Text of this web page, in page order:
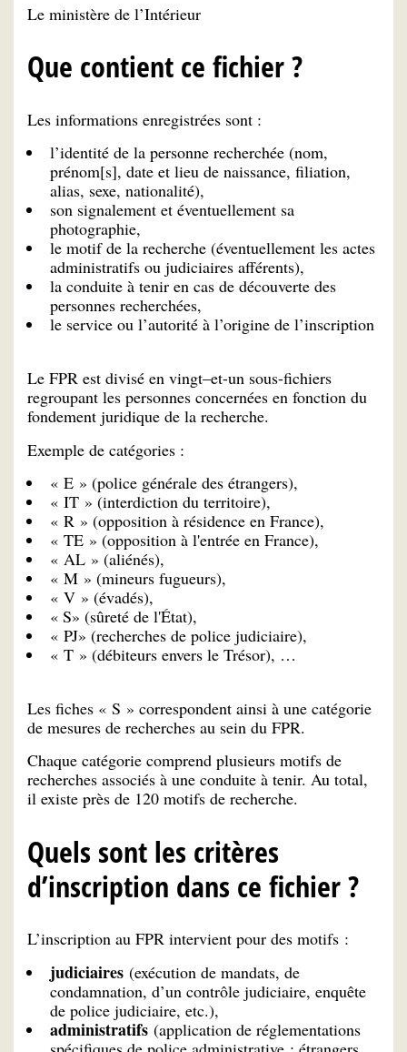
Le ministère de l’Intérieur
Que contient ce fichier ?
Les informations enregistrées sont :
l’identité de la personne recherchée (nom,
prénom[s], date et lieu de naissance, filiation,
alias, sexe, nationalité),
son signalement et éventuellement sa
photographie,
le motif de la recherche (éventuellement les actes
administratifs ou judiciaires afférents),
la conduite à tenir en cas de découverte des
personnes recherchées,
le service ou l’autorité à l’origine de l’inscription
Le FPR est divisé en vingt–et-un sous-fichiers
regroupant les personnes concernées en fonction du
fondement juridique de la recherche.
Exemple de catégories :
« E » (police générale des étrangers),
« IT » (interdiction du territoire),
« R » (opposition à résidence en France),
« TE » (opposition à l'entrée en France),
« AL » (aliénés),
« M » (mineurs fugueurs),
« V » (évadés),
« S» (sûreté de l'État),
« PJ» (recherches de police judiciaire),
« T » (débiteurs envers le Trésor), …
Les fiches « S » correspondent ainsi à une catégorie
de mesures de recherches au sein du FPR.
Chaque catégorie comprend plusieurs motifs de
recherches associés à une conduite à tenir. Au total,
il existe près de 120 motifs de recherche.
Quels sont les critères
d’inscription dans ce fichier ?
L’inscription au FPR intervient pour des motifs :
judiciaires (exécution de mandats, de
condamnation, d’un contrôle judiciaire, enquête
de police judiciaire, etc.),
administratifs (application de réglementations